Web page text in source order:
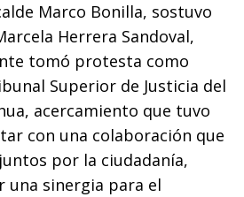
p e
r
k r
Marco Bonilla, sostuvo
Herrera Sandoval,
tomó protesta como
Superior de Justicia del
acercamiento que tuvo
con una colaboración que
por la ciudadanía,
una sinergia para el